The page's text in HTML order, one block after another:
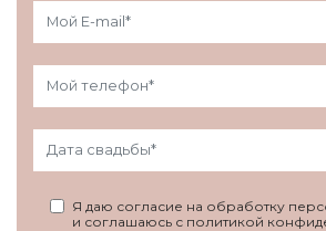
Я даю согласие на обработку
и соглашаюсь с политикой